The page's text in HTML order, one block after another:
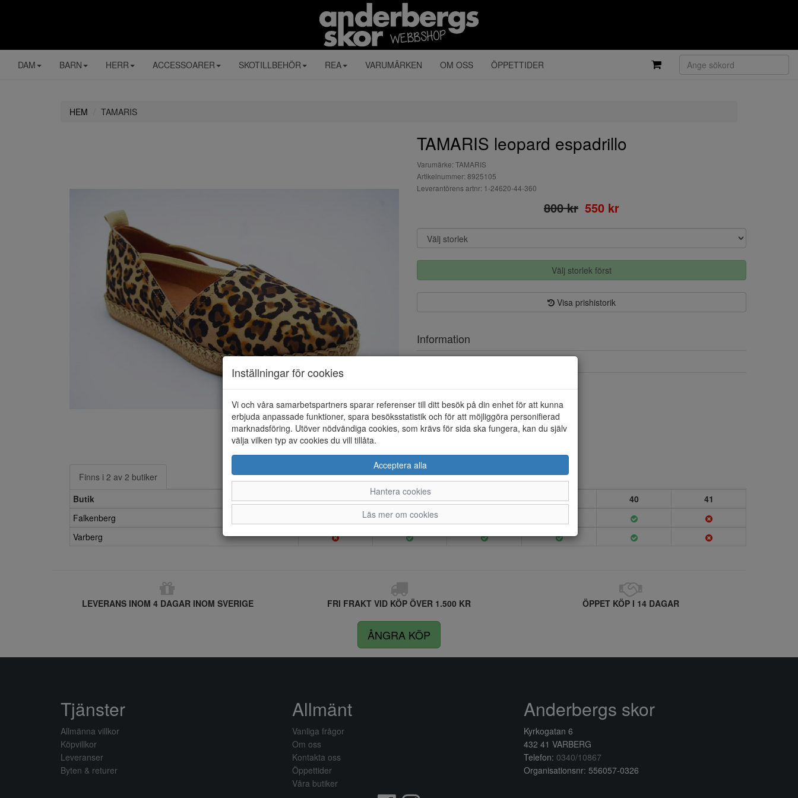
DAM BARN HERR ACCESSOARER SKOTILLBEHÖR REA VARUMÄRKEN OM OSS ÖPPETTIDER
HEM TAMARIS
TAMARIS leopard espadrillo
Varumärke: TAMARIS
Artikelnummer: 8925105
Leverantörens artnr: 1-24620-44-360
800 kr 550 kr
Välj storlek först
Visa prishistorik
Information
Finns i 2 av 2 butiker
Butik
36 37 38 39 40
41
Falkenberg
Varberg
LEVERANS INOM 4 DAGAR INOM SVERIGE FRI FRAKT VID KÖP ÖVER 1.500 KR ÖPPET KÖP I 14 DAGAR
ÅNGRA KÖP
Inställningar för cookies
Vi och våra samarbetspartners sparar referenser till ditt besök på din enhet för att kunna
erbjuda anpassade funktioner, spara besöksstatistik och för att möjliggöra personifierad
marknadsföring. Utöver nödvändiga cookies, som krävs för sida ska fungera, kan du själv
välja vilken typ av cookies du vill tillåta.
Acceptera alla
Hantera cookies
Läs mer om cookies
Tjänster
Allmänna villkor
Köpvillkor
Leveranser
Byten & returer
Allmänt
Vanliga frågor
Om oss
Kontakta oss
Öppettider
Våra butiker
Anderbergs skor
Kyrkogatan 6
432 41 VARBERG
Telefon: 0340/10867
Organisationsnr: 556057-0326